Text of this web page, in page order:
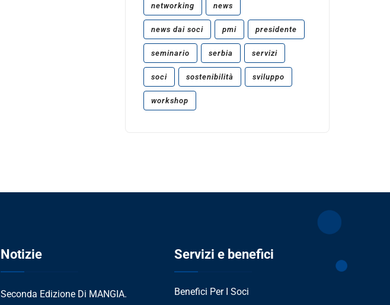
networking news
news dai soci pmi presidente
seminario serbia servizi
soci sostenibilità sviluppo
workshop
Notizie
Seconda Edizione Di MANGIA.
Servizi e benefici
Benefici Per I Soci